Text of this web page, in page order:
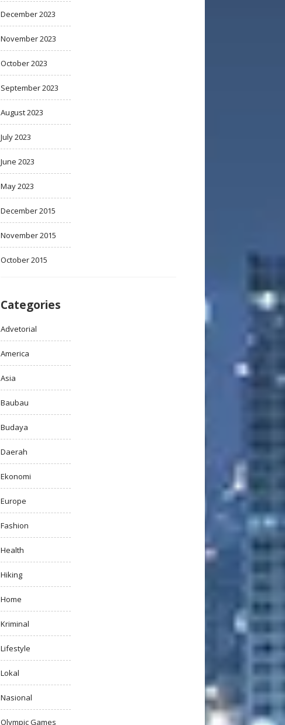
December 2023
November 2023
October 2023
September 2023
August 2023
July 2023
June 2023
May 2023
December 2015
November 2015
October 2015
Categories
Advetorial
America
Asia
Baubau
Budaya
Daerah
Ekonomi
Europe
Fashion
Health
Hiking
Home
Kriminal
Lifestyle
Lokal
Nasional
Olympic Games